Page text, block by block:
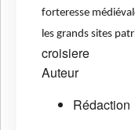
forteresse
les grands sites
croisiere
Auteur
Rédaction